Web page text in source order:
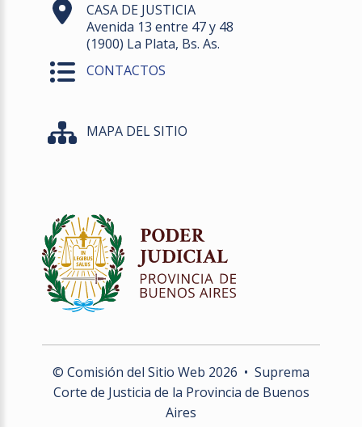
CASA DE JUSTICIA
Avenida 13 entre 47 y 48
(1900) La Plata, Bs. As.
CONTACTOS
MAPA DEL SITIO
© Comisión del Sitio Web 2026 • Suprema
Corte de Justicia de la Provincia de Buenos
Aires